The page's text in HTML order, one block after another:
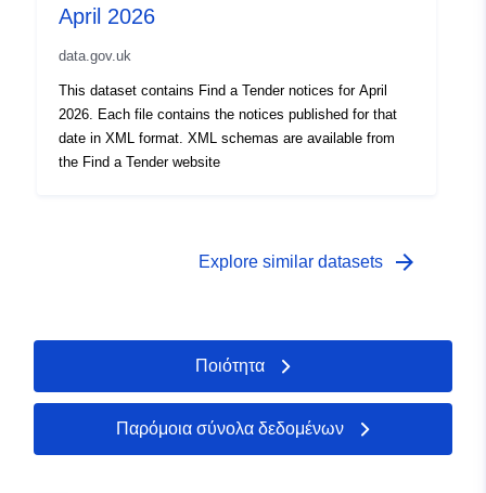
April 2026
data.gov.uk
This dataset contains Find a Tender notices for April
2026. Each file contains the notices published for that
date in XML format. XML schemas are available from
the Find a Tender website
Explore similar datasets arrow_forward
Ποιότητα
Παρόμοια σύνολα δεδομένων